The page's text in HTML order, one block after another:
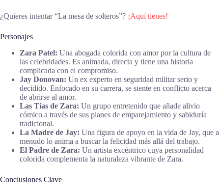
¿Quieres intentar “La mesa de solteros”? ¡Aquí tienes!
Personajes
Zara Patel: Una abogada colorida con amor por la cultura de
las celebridades. Es animada, directa y tiene una historia
complicada con el compromiso.
Jay Donovan: Un ex experto en seguridad militar serio y
decidido. Enfocado en su carrera, se siente en conflicto acerca
de abrirse al amor.
Las Tías de Zara: Un grupo entretenido que añade alivio
cómico a través de sus planes de emparejamiento y sabiduría
tradicional.
La Madre de Jay: Una figura de apoyo en la vida de Jay, que a
menudo lo anima a buscar la felicidad más allá del trabajo.
El Padre de Zara: Un artista excéntrico cuya personalidad
colorida complementa la naturaleza vibrante de Zara.
Conclusiones Clave